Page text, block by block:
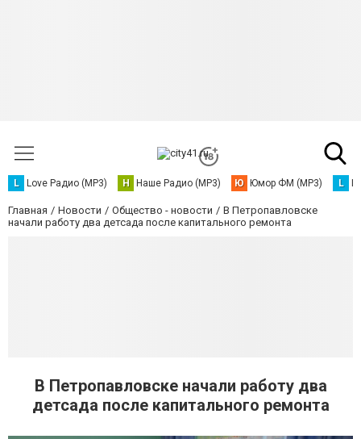
L Love Радио (MP3) Н Наше Радио (MP3) Ю Юмор ФМ (MP3) L
Главная Новости Общество - новости
В Петропавловске
начали работу два детсада после капитального ремонта
В Петропавловске начали работу два
детсада после капитального ремонта